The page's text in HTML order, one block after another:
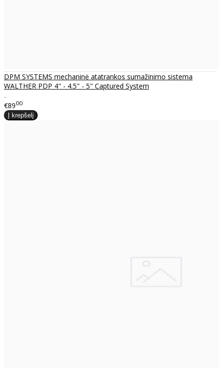
DPM SYSTEMS mechaninė atatrankos sumažinimo sistema
WALTHER PDP 4" - 4.5" - 5" Captured System
..
€8900